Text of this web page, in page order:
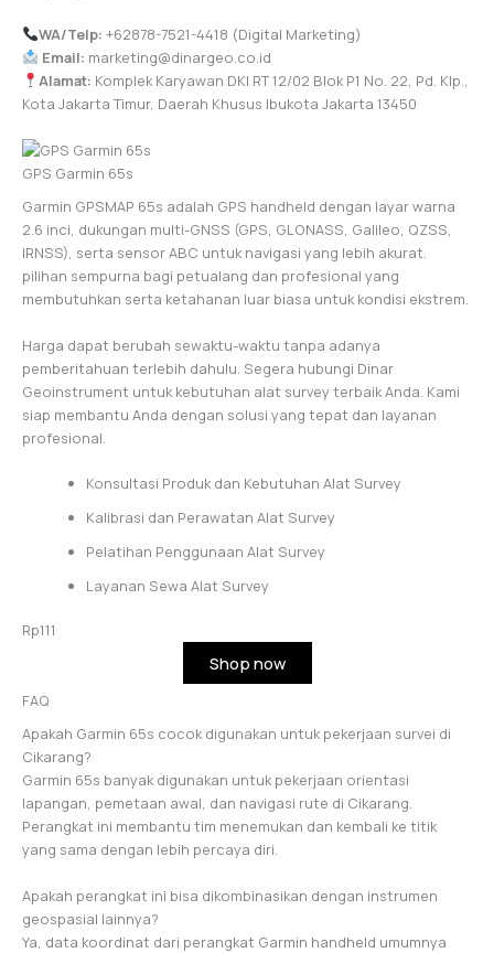
WA/Telp: +62878-7521-4418 (Digital Marketing)
Email: marketing@dinargeo.co.id
Alamat: Komplek Karyawan DKI RT 12/02 Blok P1 No. 22, Pd. Klp.,
Kota Jakarta Timur, Daerah Khusus Ibukota Jakarta 13450
GPS Garmin 65s
Garmin GPSMAP 65s adalah GPS handheld dengan layar warna
2.6 inci, dukungan multi-GNSS (GPS, GLONASS, Galileo, QZSS,
IRNSS), serta sensor ABC untuk navigasi yang lebih akurat.
pilihan sempurna bagi petualang dan profesional yang
membutuhkan serta ketahanan luar biasa untuk kondisi ekstrem.
Harga dapat berubah sewaktu-waktu tanpa adanya
pemberitahuan terlebih dahulu. Segera hubungi Dinar
Geoinstrument untuk kebutuhan alat survey terbaik Anda. Kami
siap membantu Anda dengan solusi yang tepat dan layanan
profesional.
Konsultasi Produk dan Kebutuhan Alat Survey
Kalibrasi dan Perawatan Alat Survey
Pelatihan Penggunaan Alat Survey
Layanan Sewa Alat Survey
Rp111
Shop now
FAQ
Apakah Garmin 65s cocok digunakan untuk pekerjaan survei di
Cikarang?
Garmin 65s banyak digunakan untuk pekerjaan orientasi
lapangan, pemetaan awal, dan navigasi rute di Cikarang.
Perangkat ini membantu tim menemukan dan kembali ke titik
yang sama dengan lebih percaya diri.
Apakah perangkat ini bisa dikombinasikan dengan instrumen
geospasial lainnya?
Ya, data koordinat dari perangkat Garmin handheld umumnya